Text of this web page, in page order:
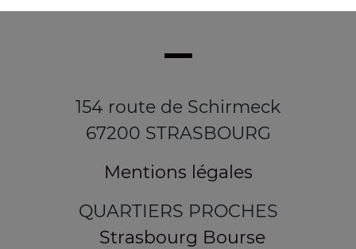
154 route de Schirmeck
67200 STRASBOURG
Mentions légales
QUARTIERS PROCHES
Strasbourg Bourse